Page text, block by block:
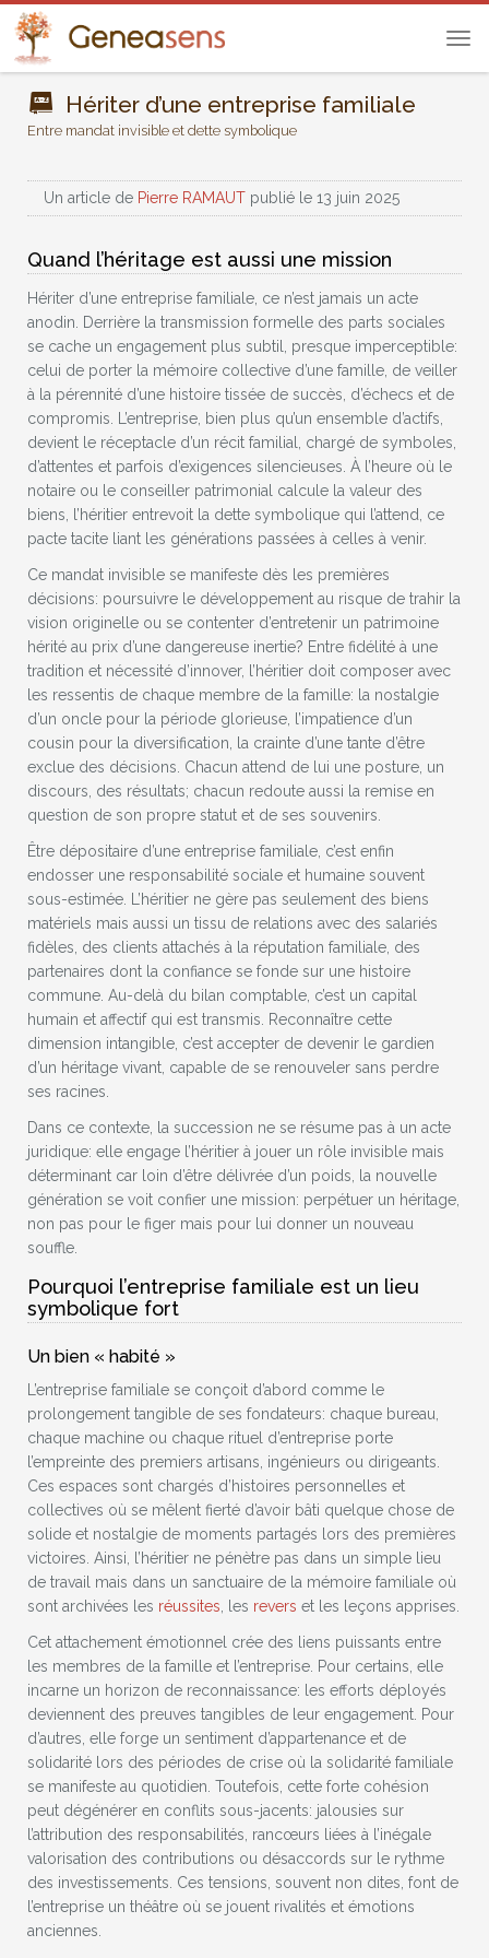
Hériter d’une entreprise familiale
Entre mandat invisible et dette symbolique
Un article de Pierre RAMAUT publié le 13 juin 2025
Quand l’héritage est aussi une mission
Hériter d’une entreprise familiale, ce n’est jamais un acte
anodin. Derrière la transmission formelle des parts sociales
se cache un engagement plus subtil, presque imperceptible:
celui de porter la mémoire collective d’une famille, de veiller
à la pérennité d’une histoire tissée de succès, d’échecs et de
compromis. L’entreprise, bien plus qu’un ensemble d’actifs,
devient le réceptacle d’un récit familial, chargé de symboles,
d’attentes et parfois d’exigences silencieuses. À l’heure où le
notaire ou le conseiller patrimonial calcule la valeur des
biens, l’héritier entrevoit la dette symbolique qui l’attend, ce
pacte tacite liant les générations passées à celles à venir.
Ce mandat invisible se manifeste dès les premières
décisions: poursuivre le développement au risque de trahir la
vision originelle ou se contenter d’entretenir un patrimoine
hérité au prix d’une dangereuse inertie? Entre fidélité à une
tradition et nécessité d’innover, l’héritier doit composer avec
les ressentis de chaque membre de la famille: la nostalgie
d’un oncle pour la période glorieuse, l’impatience d’un
cousin pour la diversification, la crainte d’une tante d’être
exclue des décisions. Chacun attend de lui une posture, un
discours, des résultats; chacun redoute aussi la remise en
question de son propre statut et de ses souvenirs.
Être dépositaire d’une entreprise familiale, c’est enfin
endosser une responsabilité sociale et humaine souvent
sous-estimée. L’héritier ne gère pas seulement des biens
matériels mais aussi un tissu de relations avec des salariés
fidèles, des clients attachés à la réputation familiale, des
partenaires dont la confiance se fonde sur une histoire
commune. Au-delà du bilan comptable, c’est un capital
humain et affectif qui est transmis. Reconnaître cette
dimension intangible, c’est accepter de devenir le gardien
d’un héritage vivant, capable de se renouveler sans perdre
ses racines.
Dans ce contexte, la succession ne se résume pas à un acte
juridique: elle engage l’héritier à jouer un rôle invisible mais
déterminant car loin d’être délivrée d’un poids, la nouvelle
génération se voit confier une mission: perpétuer un héritage,
non pas pour le figer mais pour lui donner un nouveau
souffle.
Pourquoi l’entreprise familiale est un lieu
symbolique fort
Un bien « habité »
L’entreprise familiale se conçoit d’abord comme le
prolongement tangible de ses fondateurs: chaque bureau,
chaque machine ou chaque rituel d’entreprise porte
l’empreinte des premiers artisans, ingénieurs ou dirigeants.
Ces espaces sont chargés d’histoires personnelles et
collectives où se mêlent fierté d’avoir bâti quelque chose de
solide et nostalgie de moments partagés lors des premières
victoires. Ainsi, l’héritier ne pénètre pas dans un simple lieu
de travail mais dans un sanctuaire de la mémoire familiale où
sont archivées les réussites , les revers et les leçons apprises.
Cet attachement émotionnel crée des liens puissants entre
les membres de la famille et l’entreprise. Pour certains, elle
incarne un horizon de reconnaissance: les efforts déployés
deviennent des preuves tangibles de leur engagement. Pour
d’autres, elle forge un sentiment d’appartenance et de
solidarité lors des périodes de crise où la solidarité familiale
se manifeste au quotidien. Toutefois, cette forte cohésion
peut dégénérer en conflits sous-jacents: jalousies sur
l’attribution des responsabilités, rancœurs liées à l’inégale
valorisation des contributions ou désaccords sur le rythme
des investissements. Ces tensions, souvent non dites, font de
l’entreprise un théâtre où se jouent rivalités et émotions
anciennes.